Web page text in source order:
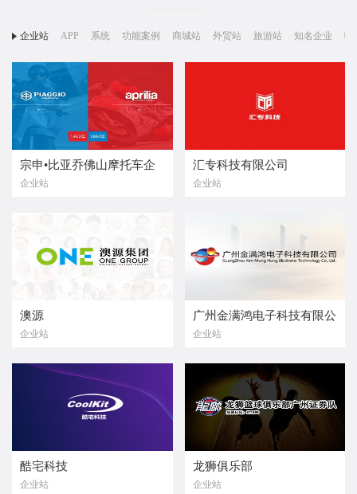
企业站 APP 系统 功能案例 商城站 外贸站 旅游站 知名企业 响
宗申•比亚乔佛山摩托车企
业有限公司
企业站
汇专科技有限公司
企业站
澳源
企业站
广州金满鸿电子科技有限公
司
企业站
酷宅科技
企业站
龙狮俱乐部
企业站